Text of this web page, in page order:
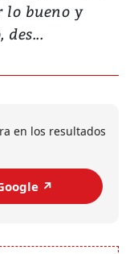
lo bueno y
en los resultados
↗️